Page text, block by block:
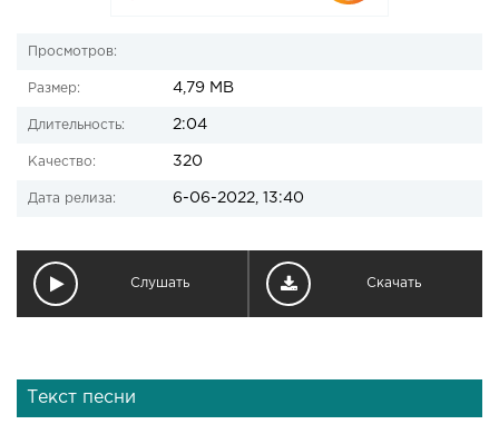
Просмотров:
Размер: 4,79 MB
Длительность: 2:04
Качество: 320
Дата релиза: 6-06-2022, 13:40
Слушать Скачать
Текст песни